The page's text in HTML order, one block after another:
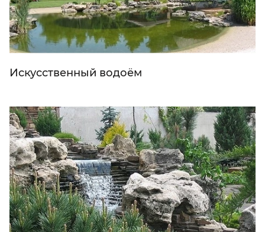
Искусственный водоём